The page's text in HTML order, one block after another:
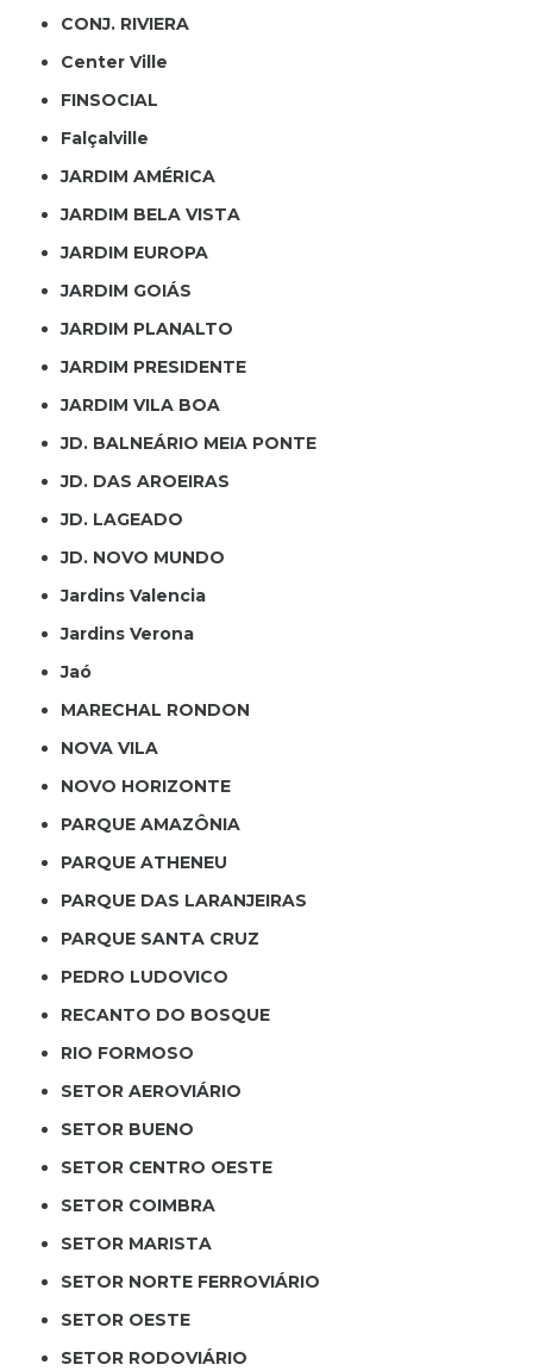
CONJ. RIVIERA
Center Ville
FINSOCIAL
Falçalville
JARDIM AMÉRICA
JARDIM BELA VISTA
JARDIM EUROPA
JARDIM GOIÁS
JARDIM PLANALTO
JARDIM PRESIDENTE
JARDIM VILA BOA
JD. BALNEÁRIO MEIA PONTE
JD. DAS AROEIRAS
JD. LAGEADO
JD. NOVO MUNDO
Jardins Valencia
Jardins Verona
Jaó
MARECHAL RONDON
NOVA VILA
NOVO HORIZONTE
PARQUE AMAZÔNIA
PARQUE ATHENEU
PARQUE DAS LARANJEIRAS
PARQUE SANTA CRUZ
PEDRO LUDOVICO
RECANTO DO BOSQUE
RIO FORMOSO
SETOR AEROVIÁRIO
SETOR BUENO
SETOR CENTRO OESTE
SETOR COIMBRA
SETOR MARISTA
SETOR NORTE FERROVIÁRIO
SETOR OESTE
SETOR RODOVIÁRIO